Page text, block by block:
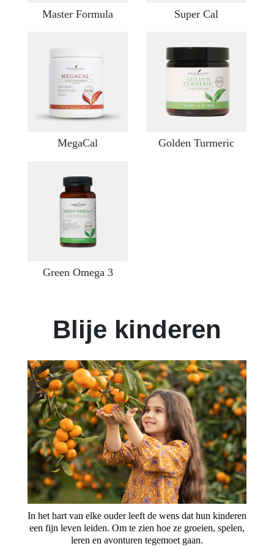
Master Formula Super Cal
MegaCal Golden Turmeric
Green Omega 3
Blije kinderen
In het hart van elke ouder leeft de wens dat hun kinderen
een fijn leven leiden. Om te zien hoe ze groeien, spelen,
leren en avonturen tegemoet gaan.